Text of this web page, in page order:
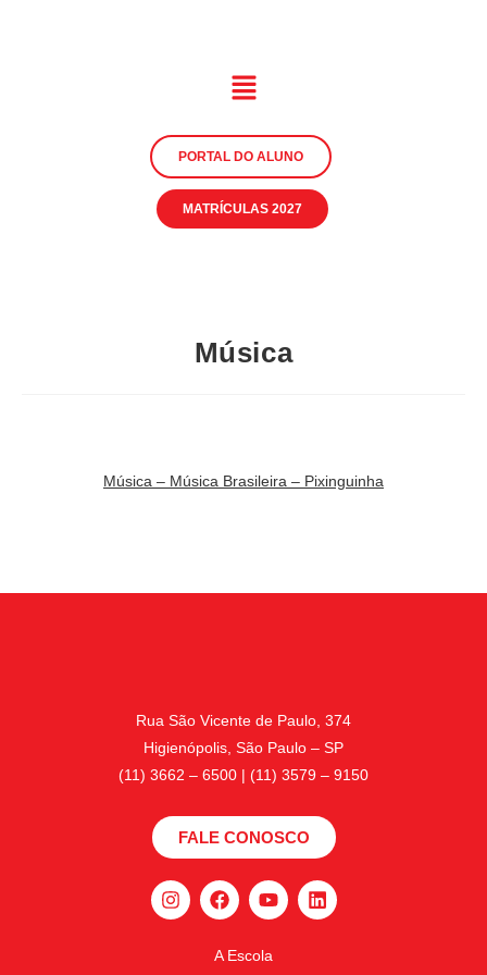
PORTAL DO ALUNO
MATRÍCULAS 2027
Música
Música – Música Brasileira – Pixinguinha
Rua São Vicente de Paulo, 374
Higienópolis, São Paulo – SP
(11) 3662 – 6500 | (11) 3579 – 9150
FALE CONOSCO
A Escola